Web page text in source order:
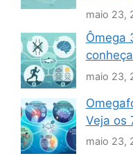
maio 23,
Ômega
maio 23,
Veja os
maio 23,